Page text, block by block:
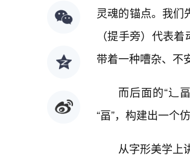
灵魂的锚点。我们
（提手旁）代表
带着一种嘈杂、不
而后面的“辶
“畐”，构建出一个
从字形美学上